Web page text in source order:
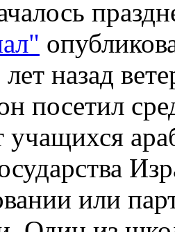
назад
посетил
или